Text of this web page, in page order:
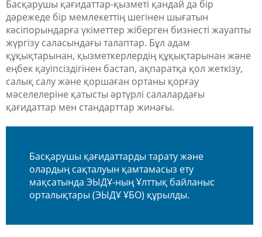
Басқарушы қағидаттар-қызметі қандай да бір
дәрежеде бір мемлекеттің шегінен шығатын
кәсіпорындарға үкіметтер жіберген бизнесті жауапты
жүргізу саласындағы талаптар. Бұл адам
құқықтарынан, қызметкерлердің құқықтарынан және
еңбек қауіпсіздігінен бастап, ақпаратқа қол жеткізу,
салық салу және қоршаған ортаны қорғау
мәселелеріне қатысты әртүрлі салалардағы
қағидаттар мен стандарттар жинағы.
Басқарушы қағидаттарды тарату және
олардың сақталуын қамтамасыз ету
мақсатында ЭЫДҰ-ның Ұлттық байланыс
орталықтары (ЭЫДҰ ҰБО) құрылды.